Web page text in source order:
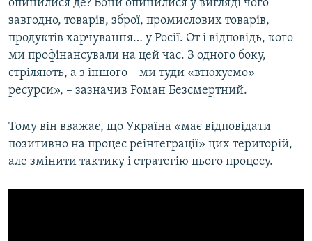
опинилися де? Вони опинилися у вигляді чого
завгодно, товарів, зброї, промислових товарів,
продуктів харчування… у Росії. От і відповідь, кого
ми профінансували на цей час. З одного боку,
стріляють, а з іншого – ми туди «втюхуємо»
ресурси», – зазначив Роман Безсмертний.
Тому він вважає, що Україна «має відповідати
позитивно на процес реінтеграції» цих територій,
але змінити тактику і стратегію цього процесу.